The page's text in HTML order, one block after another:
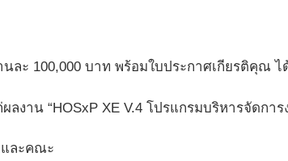
นละ 100,000 บาท พร้อมใบประกาศเกียรติคุณ ไ
งาน “HOSxP XE V.4 โปรแกรมบริหารจัดกา
ละคณะ